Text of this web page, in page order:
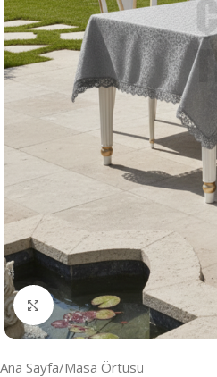
Resmi Büyüt
Ana Sayfa/Masa Örtüsü